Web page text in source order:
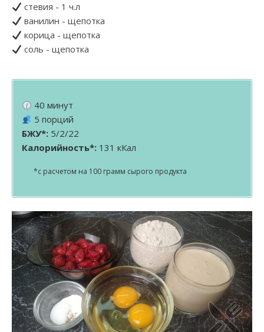
стевия - 1 ч.л
ванилин - щепотка
корица - щепотка
соль - щепотка
40 минут
5 порций
БЖУ*: 5/2/22
Калорийность*: 131 кКал
*с расчетом на 100 грамм сырого продукта